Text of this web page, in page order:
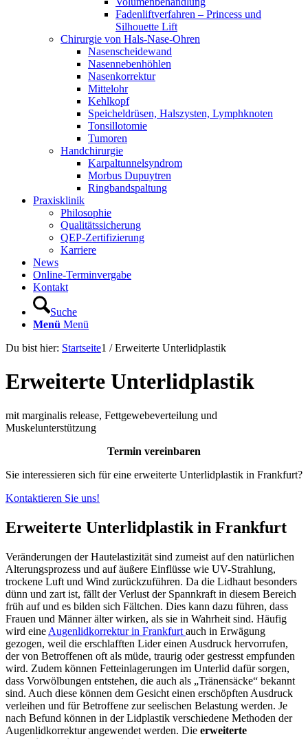
Fadenliftverfahren – Princess und
Silhouette Lift
Chirurgie von Hals-Nase-Ohren
Nasenscheidewand
Nasennebenhöhlen
Nasenkorrektur
Mittelohr
Kehlkopf
Speicheldrüsen, Halszysten, Lymphknoten
Tonsillotomie
Tumoren
Handchirurgie
Karpaltunnelsyndrom
Morbus Dupuytren
Ringbandspaltung
Praxisklinik
Philosophie
Qualitätssicherung
QEP-Zertifizierung
Karriere
News
Online-Terminvergabe
Kontakt
Suche
Menü Menü
Du bist hier: Startseite1 / Erweiterte Unterlidplastik
Erweiterte Unterlidplastik
mit marginalis release, Fettgewebeverteilung und
Muskelunterstützung
Termin vereinbaren
Sie interessieren sich für eine erweiterte Unterlidplastik in Frankfurt?
Kontaktieren Sie uns!
Erweiterte Unterlidplastik in Frankfurt
Veränderungen der Hautelastizität sind zumeist auf den natürlichen
Alterungsprozess und auf äußere Einflüsse wie UV-Strahlung,
trockene Luft und Wind zurückzuführen. Da die Lidhaut besonders
dünn und zart ist, fällt der Verlust der Spannkraft in diesem Bereich
früh auf und es bilden sich Fältchen. Dies kann dazu führen, dass
Frauen und Männer älter wirken, als sie in Wahrheit sind. Häufig
wird eine Augenlidkorrektur in Frankfurt auch in Erwägung
gezogen, weil die erschlafften Lider einen Ausdruck hervorrufen,
der von Betroffenen oft als müde, traurig oder gestresst empfunden
wird. Zudem können Fetteinlagerungen im Unterlid dafür sorgen,
dass Vorwölbungen entstehen, die auch als „Tränensäcke“ bekannt
sind. Auch diese können dem Gesicht einen erschöpften Ausdruck
verleihen und für Betroffene zur seelischen Belastung werden. Je
nach Befund können in der Lidplastik verschiedene Methoden der
Augenlidkorrektur angewendet werden. Die erweiterte